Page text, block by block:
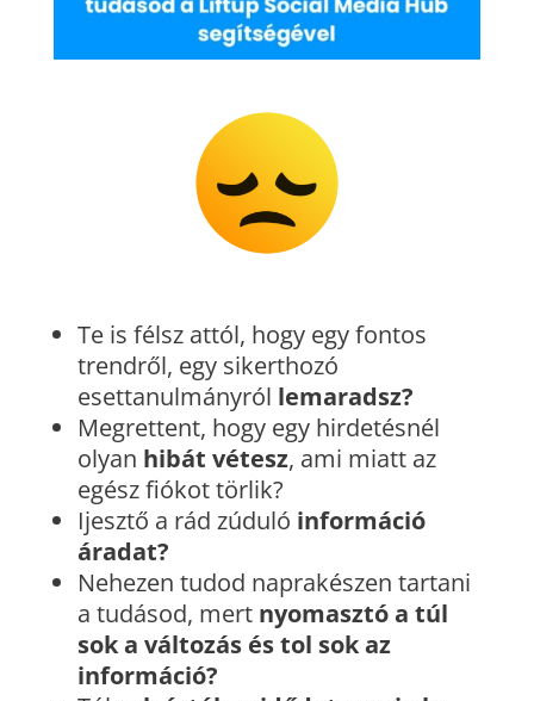
Te is félsz attól, hogy egy fontos
trendről, egy sikerthozó
esettanulmányról lemaradsz?
Megrettent, hogy egy hirdetésnél
olyan hibát vétesz, ami miatt az
egész fiókot törlik?
Ijesztő a rád zúduló információ
áradat?
Nehezen tudod naprakészen tartani
a tudásod, mert nyomasztó a túl
sok a változás és tol sok az
információ?